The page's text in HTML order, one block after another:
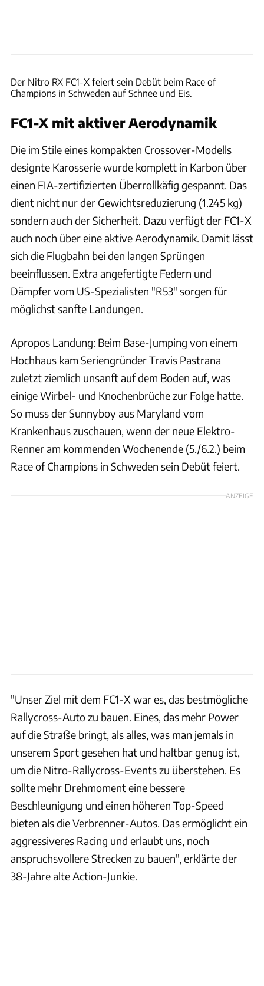
Der Nitro RX FC1-X feiert sein Debüt beim Race of
Champions in Schweden auf Schnee und Eis.
FC1-X mit aktiver Aerodynamik
Die im Stile eines kompakten Crossover-Modells
designte Karosserie wurde komplett in Karbon über
einen FIA-zertifizierten Überrollkäfig gespannt. Das
dient nicht nur der Gewichtsreduzierung (1.245 kg)
sondern auch der Sicherheit. Dazu verfügt der FC1-X
auch noch über eine aktive Aerodynamik. Damit lässt
sich die Flugbahn bei den langen Sprüngen
beeinflussen. Extra angefertigte Federn und
Dämpfer vom US-Spezialisten "R53" sorgen für
möglichst sanfte Landungen.
Apropos Landung: Beim Base-Jumping von einem
Hochhaus kam Seriengründer Travis Pastrana
zuletzt ziemlich unsanft auf dem Boden auf, was
einige Wirbel- und Knochenbrüche zur Folge hatte.
So muss der Sunnyboy aus Maryland vom
Krankenhaus zuschauen, wenn der neue Elektro-
Renner am kommenden Wochenende (5./6.2.) beim
Race of Champions in Schweden sein Debüt feiert.
ANZEIGE
"Unser Ziel mit dem FC1-X war es, das bestmögliche
Rallycross-Auto zu bauen. Eines, das mehr Power
auf die Straße bringt, als alles, was man jemals in
unserem Sport gesehen hat und haltbar genug ist,
um die Nitro-Rallycross-Events zu überstehen. Es
sollte mehr Drehmoment eine bessere
Beschleunigung und einen höheren Top-Speed
bieten als die Verbrenner-Autos. Das ermöglicht ein
aggressiveres Racing und erlaubt uns, noch
anspruchsvollere Strecken zu bauen", erklärte der
38-Jahre alte Action-Junkie.